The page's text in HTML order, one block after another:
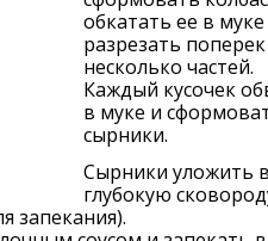
обкатать ее в
разрезать
несколько частей.
Каждый кусочек
в муке и
сырники.
Сырники уложить
глубокую
запекания).